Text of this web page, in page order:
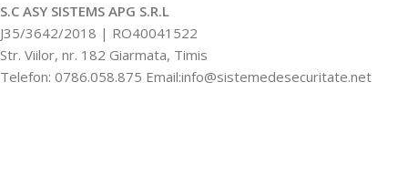
S.C ASY SISTEMS APG S.R.L
J35/3642/2018 | RO40041522
Str. Viilor, nr. 182 Giarmata, Timis
Telefon: 0786.058.875 Email:info@sistemedesecuritate.net